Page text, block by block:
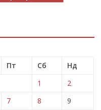
Пт Сб
Нд
1
2
7 8
9